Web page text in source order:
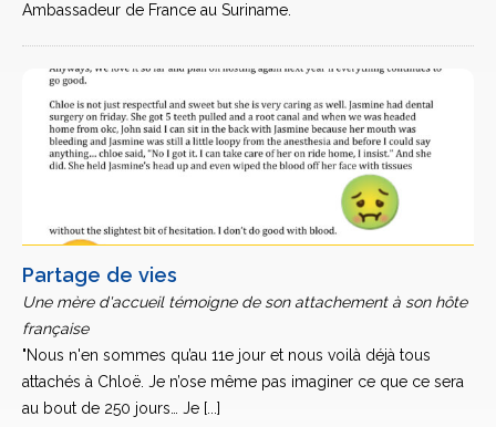
Ambassadeur de France au Suriname.
Partage de vies
Une mère d'accueil témoigne de son attachement à son hôte
française
"Nous n'en sommes qu’au 11e jour et nous voilà déjà tous
attachés à Chloë. Je n’ose même pas imaginer ce que ce sera
au bout de 250 jours… Je [...]